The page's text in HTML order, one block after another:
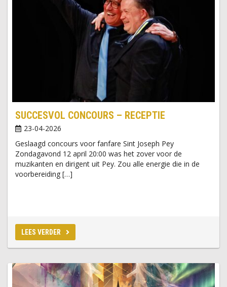
SUCCESVOL CONCOURS – RECEPTIE
23-04-2026
Geslaagd concours voor fanfare Sint Joseph Pey
Zondagavond 12 april 20:00 was het zover voor de
muzikanten en dirigent uit Pey. Zou alle energie die in de
voorbereiding […]
LEES VERDER